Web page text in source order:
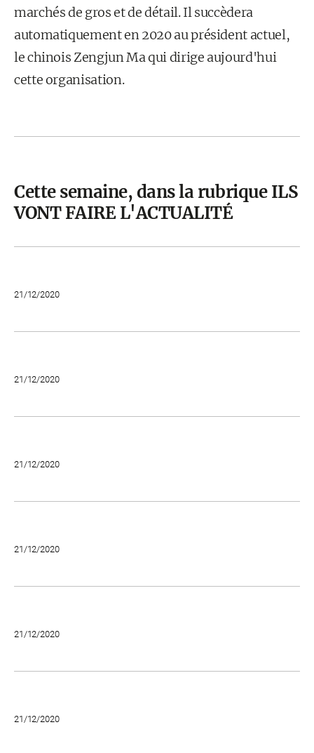
marchés de gros et de détail. Il succèdera
automatiquement en 2020 au président actuel,
le chinois Zengjun Ma qui dirige aujourd'hui
cette organisation.
Cette semaine, dans la rubrique ILS
VONT FAIRE L'ACTUALITÉ
21/12/2020
21/12/2020
21/12/2020
21/12/2020
21/12/2020
21/12/2020